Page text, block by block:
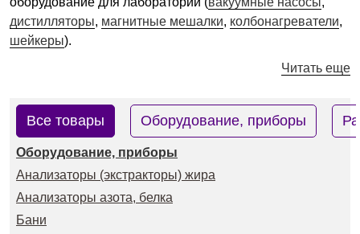
дистилляторы, магнитные мешалки, колбонагреватели,
шейкеры).
Читать еще
Все товары Оборудование, приборы
Оборудование, приборы
Анализаторы (экстракторы) жира
Анализаторы азота, белка
Бани